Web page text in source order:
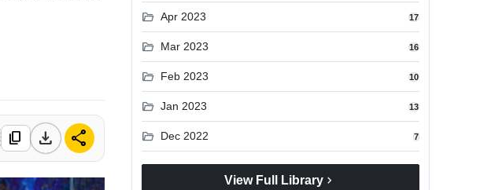
content_copy download share
folder_open Apr 2023 17
folder_open Mar 2023 16
folder_open Feb 2023 10
folder_open Jan 2023 13
folder_open Dec 2022 7
View Full Library chevron_right